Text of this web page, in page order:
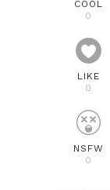
COOL
0
LIKE
0
NSFW
0